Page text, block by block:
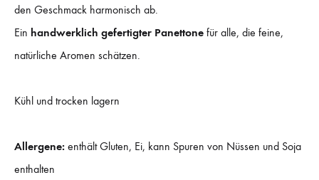
den Geschmack harmonisch ab.
Ein handwerklich gefertigter Panettone für alle, die feine,
natürliche Aromen schätzen.
Kühl und trocken lagern
Allergene: enthält Gluten, Ei, kann Spuren von Nüssen und Soja
enthalten